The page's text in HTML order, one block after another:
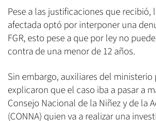
Pese a las justificaciones que recibió,
afectada optó por interponer una
FGR, esto pese a que por ley no
contra de una menor de 12 años.
Sin embargo, auxiliares del
explicaron que el caso iba a pasar a
Consejo Nacional de la Niñez y de la
(CONNA) quien va a realizar una